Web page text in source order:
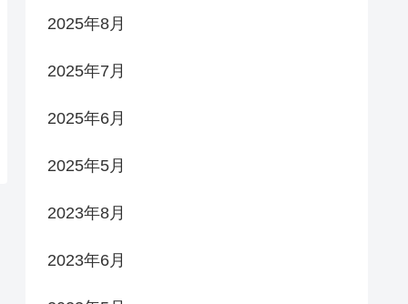
2025年8月
2025年7月
2025年6月
2025年5月
2023年8月
2023年6月